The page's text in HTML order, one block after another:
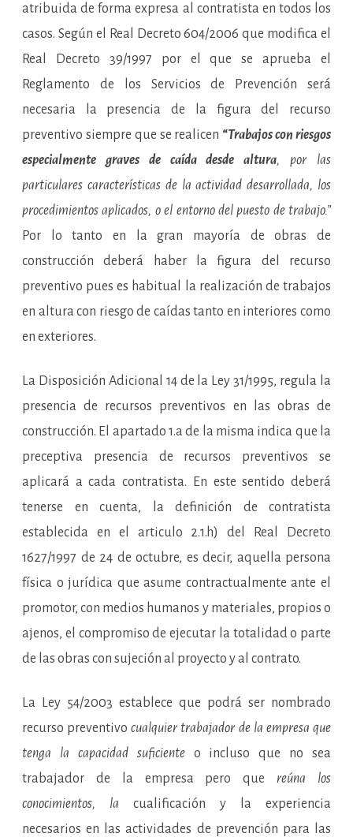
atribuida de forma expresa al contratista en todos los
casos. Según el Real Decreto 604/2006 que modifica el
Real Decreto 39/1997 por el que se aprueba el
Reglamento de los Servicios de Prevención será
necesaria la presencia de la figura del recurso
preventivo siempre que se realicen “Trabajos con riesgos
especialmente graves de caída desde altura, por las
particulares características de la actividad desarrollada, los
procedimientos aplicados, o el entorno del puesto de trabajo.”
Por lo tanto en la gran mayoría de obras de
construcción deberá haber la figura del recurso
preventivo pues es habitual la realización de trabajos
en altura con riesgo de caídas tanto en interiores como
en exteriores.
La Disposición Adicional 14 de la Ley 31/1995, regula la
presencia de recursos preventivos en las obras de
construcción. El apartado 1.a de la misma indica que la
preceptiva presencia de recursos preventivos se
aplicará a cada contratista. En este sentido deberá
tenerse en cuenta, la definición de contratista
establecida en el articulo 2.1.h) del Real Decreto
1627/1997 de 24 de octubre, es decir, aquella persona
física o jurídica que asume contractualmente ante el
promotor, con medios humanos y materiales, propios o
ajenos, el compromiso de ejecutar la totalidad o parte
de las obras con sujeción al proyecto y al contrato.
La Ley 54/2003 establece que podrá ser nombrado
recurso preventivocualquier trabajador de la empresa que
tenga la capacidad suficiente o incluso que no sea
trabajador de la empresa pero quereúna los
conocimientos, la cualificación y la experiencia
necesarios en las actividades de prevención para las